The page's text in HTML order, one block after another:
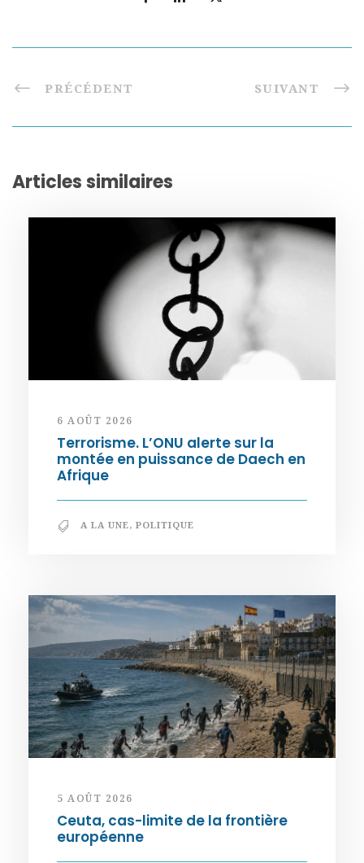
PRÉCÉDENT SUIVANT
Articles similaires
6 AOÛT 2026
Terrorisme. L’ONU alerte sur la
montée en puissance de Daech en
Afrique
A LA UNE, POLITIQUE
5 AOÛT 2026
Ceuta, cas-limite de la frontière
européenne